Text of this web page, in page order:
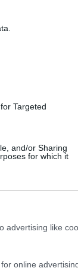
behaviour. You
data for below
Targeted
and/or Sharing
for which it
advertising like
online
e conferenza
di pace da
le postazioni
dell’Oblast
una
della
emerge da